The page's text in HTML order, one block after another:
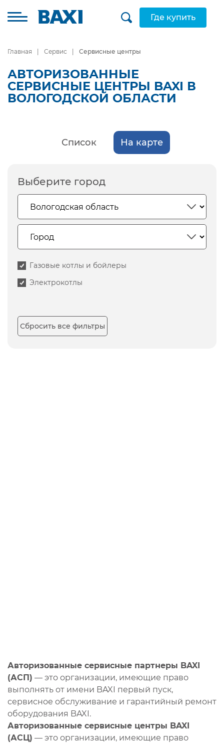
Где купить
Главная Сервис Сервисные центры
АВТОРИЗОВАННЫЕ
СЕРВИСНЫЕ ЦЕНТРЫ BAXI В
ВОЛОГОДСКОЙ ОБЛАСТИ
Список На карте
Выберите город
Газовые котлы и бойлеры
Электрокотлы
Сбросить все фильтры
Авторизованные сервисные партнеры BAXI
(АСП) — это организации, имеющие право
выполнять от имени BAXI первый пуск,
сервисное обслуживание и гарантийный ремонт
оборудования BAXI.
Авторизованные сервисные центры BAXI
(АСЦ) — это организации, имеющие право